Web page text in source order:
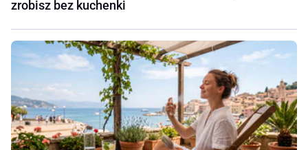
zrobisz bez kuchenki